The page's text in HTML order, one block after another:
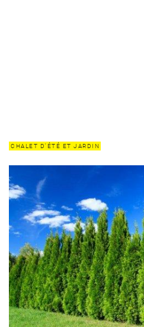
CHALET D'ÉTÉ ET JARDIN